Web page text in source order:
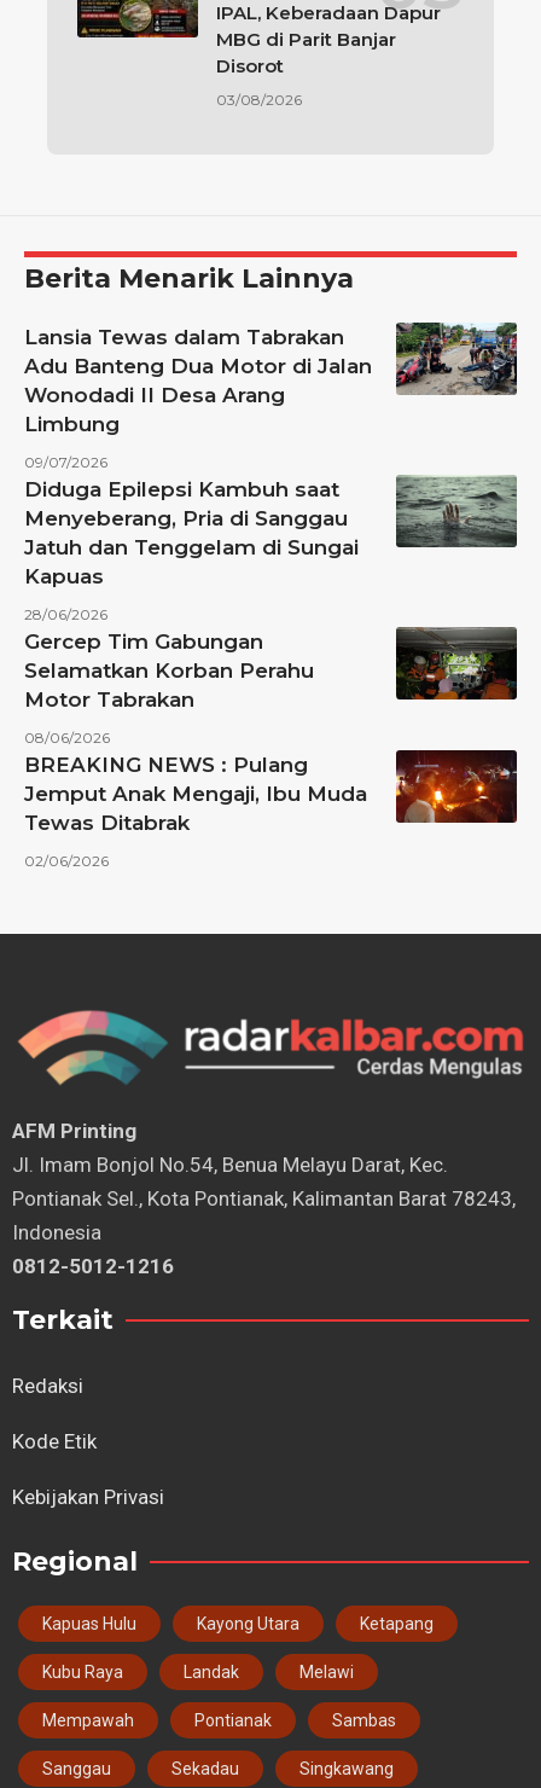
IPAL, Keberadaan Dapur
MBG di Parit Banjar
Disorot
03/08/2026
Berita Menarik Lainnya
Lansia Tewas dalam Tabrakan
Adu Banteng Dua Motor di Jalan
Wonodadi II Desa Arang
Limbung
09/07/2026
Diduga Epilepsi Kambuh saat
Menyeberang, Pria di Sanggau
Jatuh dan Tenggelam di Sungai
Kapuas
28/06/2026
Gercep Tim Gabungan
Selamatkan Korban Perahu
Motor Tabrakan
08/06/2026
BREAKING NEWS : Pulang
Jemput Anak Mengaji, Ibu Muda
Tewas Ditabrak
02/06/2026
AFM Printing
⁠Jl. Imam Bonjol No.54, Benua Melayu Darat, Kec.
Pontianak Sel., Kota Pontianak, Kalimantan Barat 78243,
Indonesia
0812-5012-1216
Terkait
Redaksi
Kode Etik
Kebijakan Privasi
Regional
Kapuas Hulu Kayong Utara Ketapang
Kubu Raya Landak Melawi
Mempawah Pontianak Sambas
Sanggau Sekadau Singkawang